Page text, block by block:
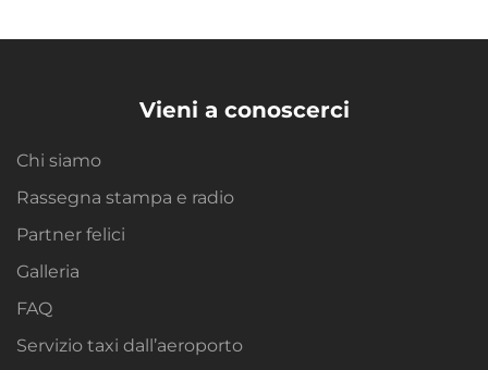
Vieni a conoscerci
Chi siamo
Rassegna stampa e radio
Partner felici
Galleria
FAQ
Servizio taxi dall’aeroporto